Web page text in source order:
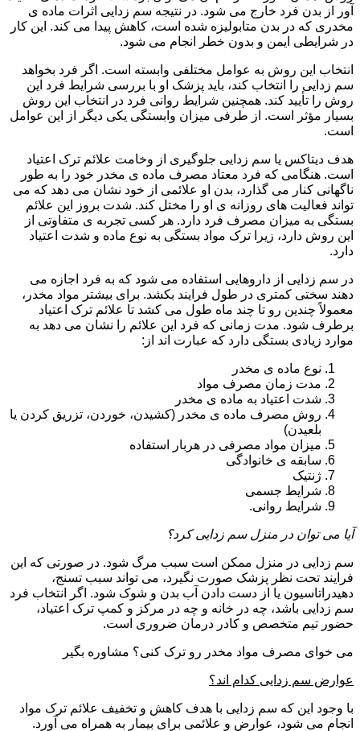
آور از بدن فرد خارج می شود. در نتیجه سم زدایی اثرات ماده ی
مخدری که در بدن متابولیزه شده است، کاهش پیدا می کند. این کار
در شرایطی ایمن و بدون خطر انجام می شود.
انتخاب این روش به عوامل مختلفی وابسته است. اگر فرد بخواهد
سم زدایی را انتخاب کند، باید پزشک او با بررسی شرایط فرد این
روش را تأیید کند. همچنین شرایط روانی فرد در انتخاب این روش
بسیار مؤثر است. از طرفی میزان وابستگی یکی دیگر از این عوامل
است.
هدف دیتاکس یا سم زدایی جلوگیری از وخامت علائم ترک اعتیاد
است. هنگامی که فرد معتاد مصرف ماده ی مخدر خود را به طور
ناگهانی کنار می گذارد، بدن او علائمی از خود نشان می دهد که می
تواند فعالیت های روزانه ی او را مختل کند. شدت بروز این علائم
بستگی به میزان مصرف فرد دارد. هر کسی تجربه ی متفاوتی از
این روش دارد، زیرا ترک مواد بستگی به نوع ماده و شدت اعتیاد
دارد.
در سم زدایی از داروهایی استفاده می شود که به فرد اجازه می
دهند سختی کمتری در طول فرایند بکشد. برای بیشتر مواد مخدر،
معمولاً چندین رو تا چند ماه طول می کشد تا علائم ترک اعتیاد
برطرف شود. مدت زمانی که فرد این علائم را نشان می دهد به
موارد زیادی بستگی دارد که عبارت اند از:
نوع ماده ی مخدر
مدت زمان مصرف مواد
شدت اعتیاد به ماده ی مخدر
روش مصرف ماده ی مخدر (کشیدن، خوردن، تزریق کردن یا
بلعیدن)
میزان مواد مصرفی در هربار استفاده
سابقه ی خانوادگی
ژنتیک
شرایط جسمی
شرایط روانی.
آیا می توان در منزل سم زدایی کرد؟
سم زدایی در منزل ممکن است سبب مرگ شود. در صورتی که این
فرایند تحت نظر پزشک صورت نگیرد، می تواند سبب تسنج،
دهیدراتاسیون یا از دست دادن آب بدن و شوک شود. اگر انتخاب فرد
سم زدایی باشد، چه در خانه و چه در مرکز و کمپ ترک اعتیاد،
حضور تیم متخصص و کادر درمان ضروری است.
می خوای مصرف مواد مخدر رو ترک کنی؟ مشاوره بگیر
عوارض سم زدایی کدام اند؟
با وجود این که سم زدایی با هدف کاهش و تخفیف علائم ترک مواد
انجام می شود، عوارض و علائمی برای بیمار به همراه می آورد.